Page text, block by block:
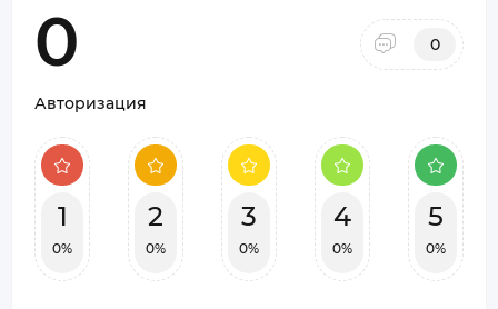
0 0
Авторизация
1
0%
2
0%
3
0%
4
0%
5
0%